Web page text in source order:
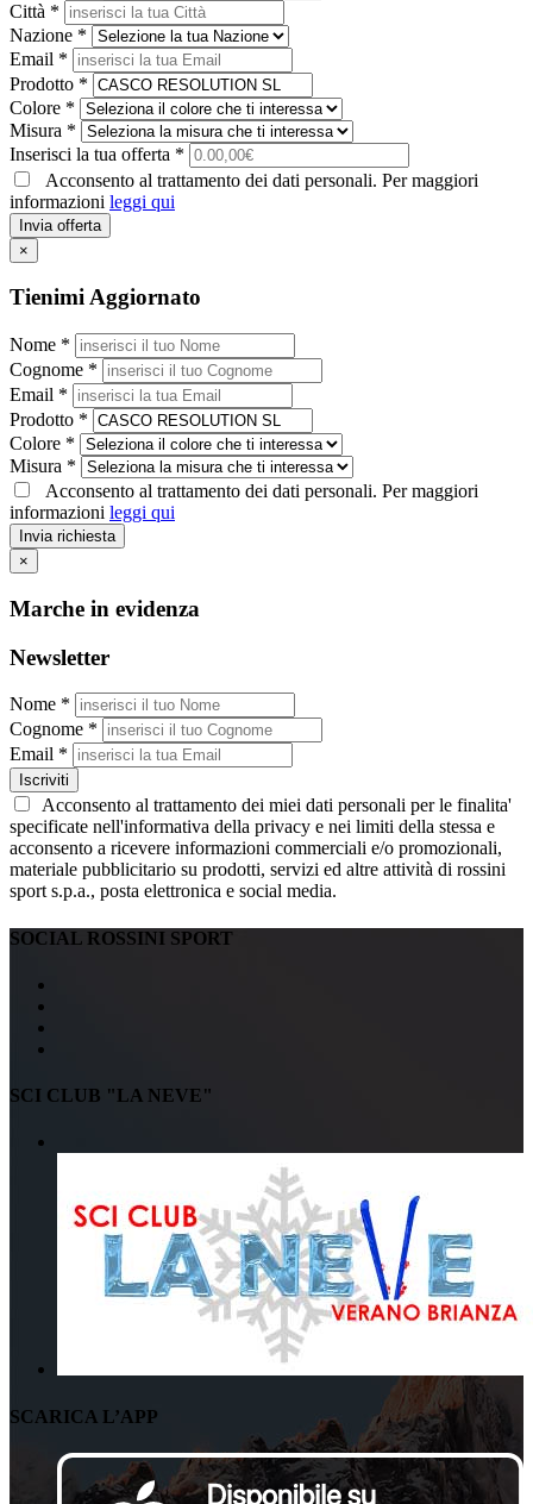
Città *
Nazione *
Email *
Prodotto *
Colore *
Misura *
Inserisci la tua offerta *
Acconsento al trattamento dei dati personali. Per maggiori
informazioni leggi qui
Invia offerta
×
Tienimi Aggiornato
Nome *
Cognome *
Email *
Prodotto *
Colore *
Misura *
Acconsento al trattamento dei dati personali. Per maggiori
informazioni leggi qui
Invia richiesta
×
Marche in evidenza
Newsletter
Nome *
Cognome *
Email *
Iscriviti
Acconsento al trattamento dei miei dati personali per le finalita'
specificate nell'informativa della privacy e nei limiti della stessa e
acconsento a ricevere informazioni commerciali e/o promozionali,
materiale pubblicitario su prodotti, servizi ed altre attività di rossini
sport s.p.a., posta elettronica e social media.
SOCIAL ROSSINI SPORT
SCI CLUB "LA NEVE"
SCARICA L’APP